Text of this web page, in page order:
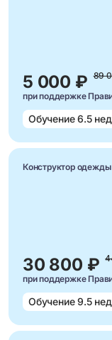
5 000 ₽ 89
при поддержке
Обучение 6.5
Конструктор одежды
30 800 ₽
при поддержке
Обучение 9.5